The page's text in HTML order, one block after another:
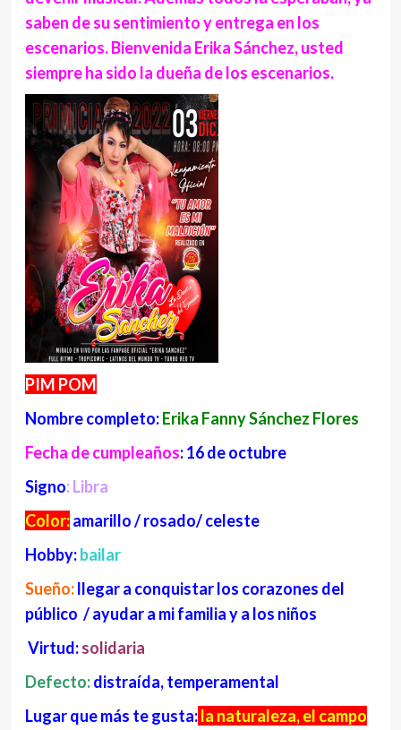
saben de su sentimiento y entrega en los
escenarios. Bienvenida Erika Sánchez, usted
siempre ha sido la dueña de los escenarios.
PIM POM
Nombre completo:Erika Fanny Sánchez Flores
Fecha de cumpleaños: 16 de octubre
Signo: Libra
Color:amarillo / rosado/ celeste
Hobby:bailar
Sueño:llegar a conquistar los corazones del
público / ayudar a mi familia y a los niños
Virtud:solidaria
Defecto:distraída, temperamental
Lugar que más te gusta:la naturaleza, el campo